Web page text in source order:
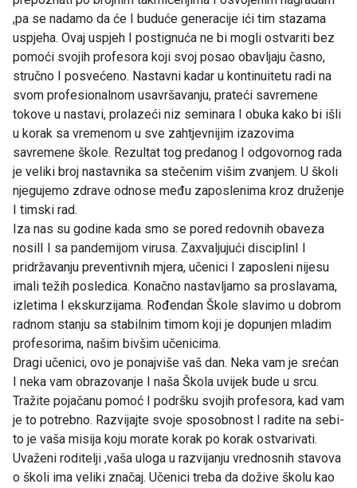
,pa se nadamo da će I buduće generacije ići tim stazama
uspjeha. Ovaj uspjeh I postignuća ne bi mogli ostvariti bez
pomoći svojih profesora koji svoj posao obavljaju časno,
stručno I posvećeno. Nastavni kadar u kontinuitetu radi na
svom profesionalnom usavršavanju, prateći savremene
tokove u nastavi, prolazeći niz seminara I obuka kako bi išli
u korak sa vremenom u sve zahtjevnijim izazovima
savremene škole. Rezultat tog predanog I odgovornog rada
je veliki broj nastavnika sa stečenim višim zvanjem. U školi
njegujemo zdrave odnose među zaposlenima kroz druženje
I timski rad.
Iza nas su godine kada smo se pored redovnih obaveza
nosilI I sa pandemijom virusa. Zaxvaljujući disciplinI I
pridržavanju preventivnih mjera, učenici I zaposleni nijesu
imali težih posledica. Konačno nastavljamo sa proslavama,
izletima I ekskurzijama. Rođendan Škole slavimo u dobrom
radnom stanju sa stabilnim timom koji je dopunjen mladim
profesorima, našim bivšim učenicima.
Dragi učenici, ovo je ponajviše vaš dan. Neka vam je srećan
I neka vam obrazovanje I naša Škola uvijek bude u srcu.
Tražite pojačanu pomoć I podršku svojih profesora, kad vam
je to potrebno. Razvijajte svoje sposobnost I radite na sebi-
to je vaša misija koju morate korak po korak ostvarivati.
Uvaženi roditelji ,vaša uloga u razvijanju vrednosnih stavova
o školi ima veliki značaj. Učenici treba da dožive školu kao